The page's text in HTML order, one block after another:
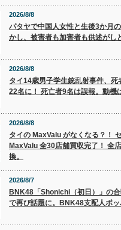
2026/8/8
パタヤで中国人女性と生後3か月
かし、被害者も加害者も供述がし
2026/8/8
タイ14歳男子学生銃乱射事件、死
22名に！ 死亡者9名は誤報。動機
2026/8/8
タイの MaxValu がなくなる？！
MaxValu 全30店舗買収完了！ 全
換。
2026/8/7
BNK48「Shonichi（初日）」の
で再び話題に。BNK48支配人ポッ